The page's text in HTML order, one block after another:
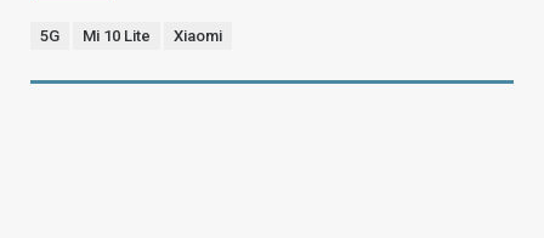
5G Mi 10 Lite Xiaomi